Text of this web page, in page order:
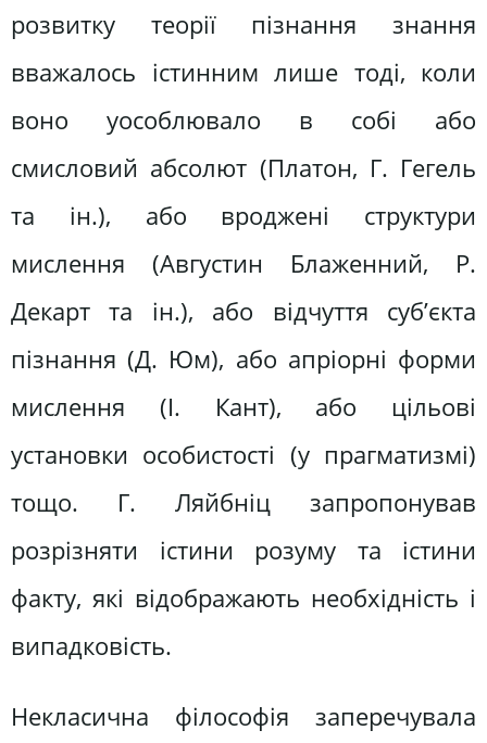
розвитку теорії пізнання знання
вважалось істинним лише тоді, коли
воно уособлювало в собі або
смисловий абсолют (Платон, Г. Гегель
та ін.), або вроджені структури
мислення (Августин Блаженний, Р.
Декарт та ін.), або відчуття суб’єкта
пізнання (Д. Юм), або апріорні форми
мислення (І. Кант), або цільові
установки особистості (у прагматизмі)
тощо. Г. Ляйбніц запропонував
розрізняти істини розуму та істини
факту, які відображають необхідність і
випадковість.
Некласична філософія заперечувала